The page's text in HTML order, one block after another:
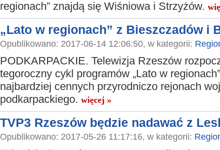
regionach” znajdą się Wiśniowa i Strzyżów.
„Lato w regionach” z Bieszczadów i
Opublikowano: 2017-06-14 12:06:50, w kategorii:
PODKARPACKIE. Telewizja Rzeszów
tegoroczny cykl programów „Lato w
najbardziej cennych przyrodniczo rejonach
podkarpackiego. więcej »
TVP3 Rzeszów będzie nadawać z
Opublikowano: 2017-05-26 11:17:16, w kategorii: